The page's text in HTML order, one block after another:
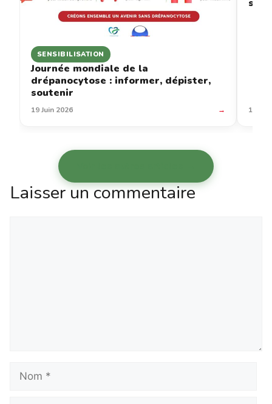
SENSIBILISATION
Journée mondiale de la
drépanocytose : informer, dépister,
soutenir
19 Juin 2026 → 12
Laisser un commentaire